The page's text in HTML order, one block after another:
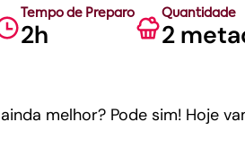
Tempo de Preparo
2h
Quantidade
2
melhor? Pode sim! Hoje